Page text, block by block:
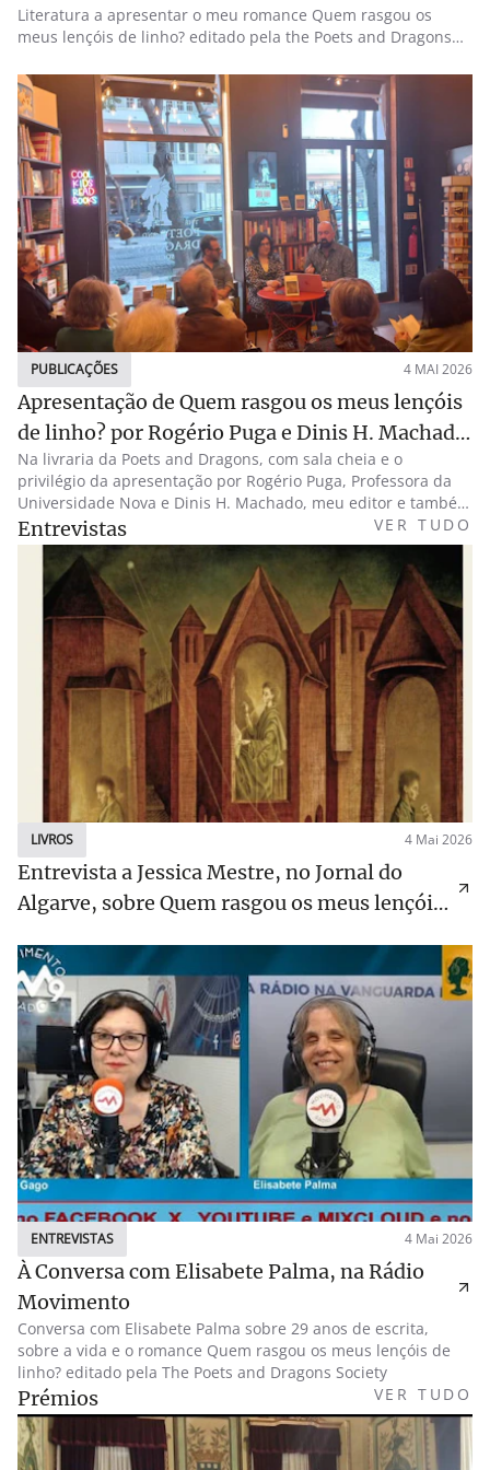
Literatura a apresentar o meu romance Quem rasgou os
meus lençóis de linho? editado pela the Poets and Dragons
PUBLICAÇÕES 4 MAI 2026
Apresentação de Quem rasgou os meus lençóis
de linho? por Rogério Puga e Dinis H. Machado
na Livraria da Poets and Dragons
Na livraria da Poets and Dragons, com sala cheia e o
privilégio da apresentação por Rogério Puga, Professora da
Universidade Nova e Dinis H. Machado, meu editor e também
escritor.
Entrevistas VER TUDO
LIVROS 4 Mai 2026
Entrevista a Jessica Mestre, no Jornal do
Algarve, sobre Quem rasgou os meus lençóis
ENTREVISTAS 4 Mai 2026
À Conversa com Elisabete Palma, na Rádio
Movimento
Conversa com Elisabete Palma sobre 29 anos de escrita,
sobre a vida e o romance Quem rasgou os meus lençóis de
linho? editado pela The Poets and Dragons Society
Prémios VER TUDO